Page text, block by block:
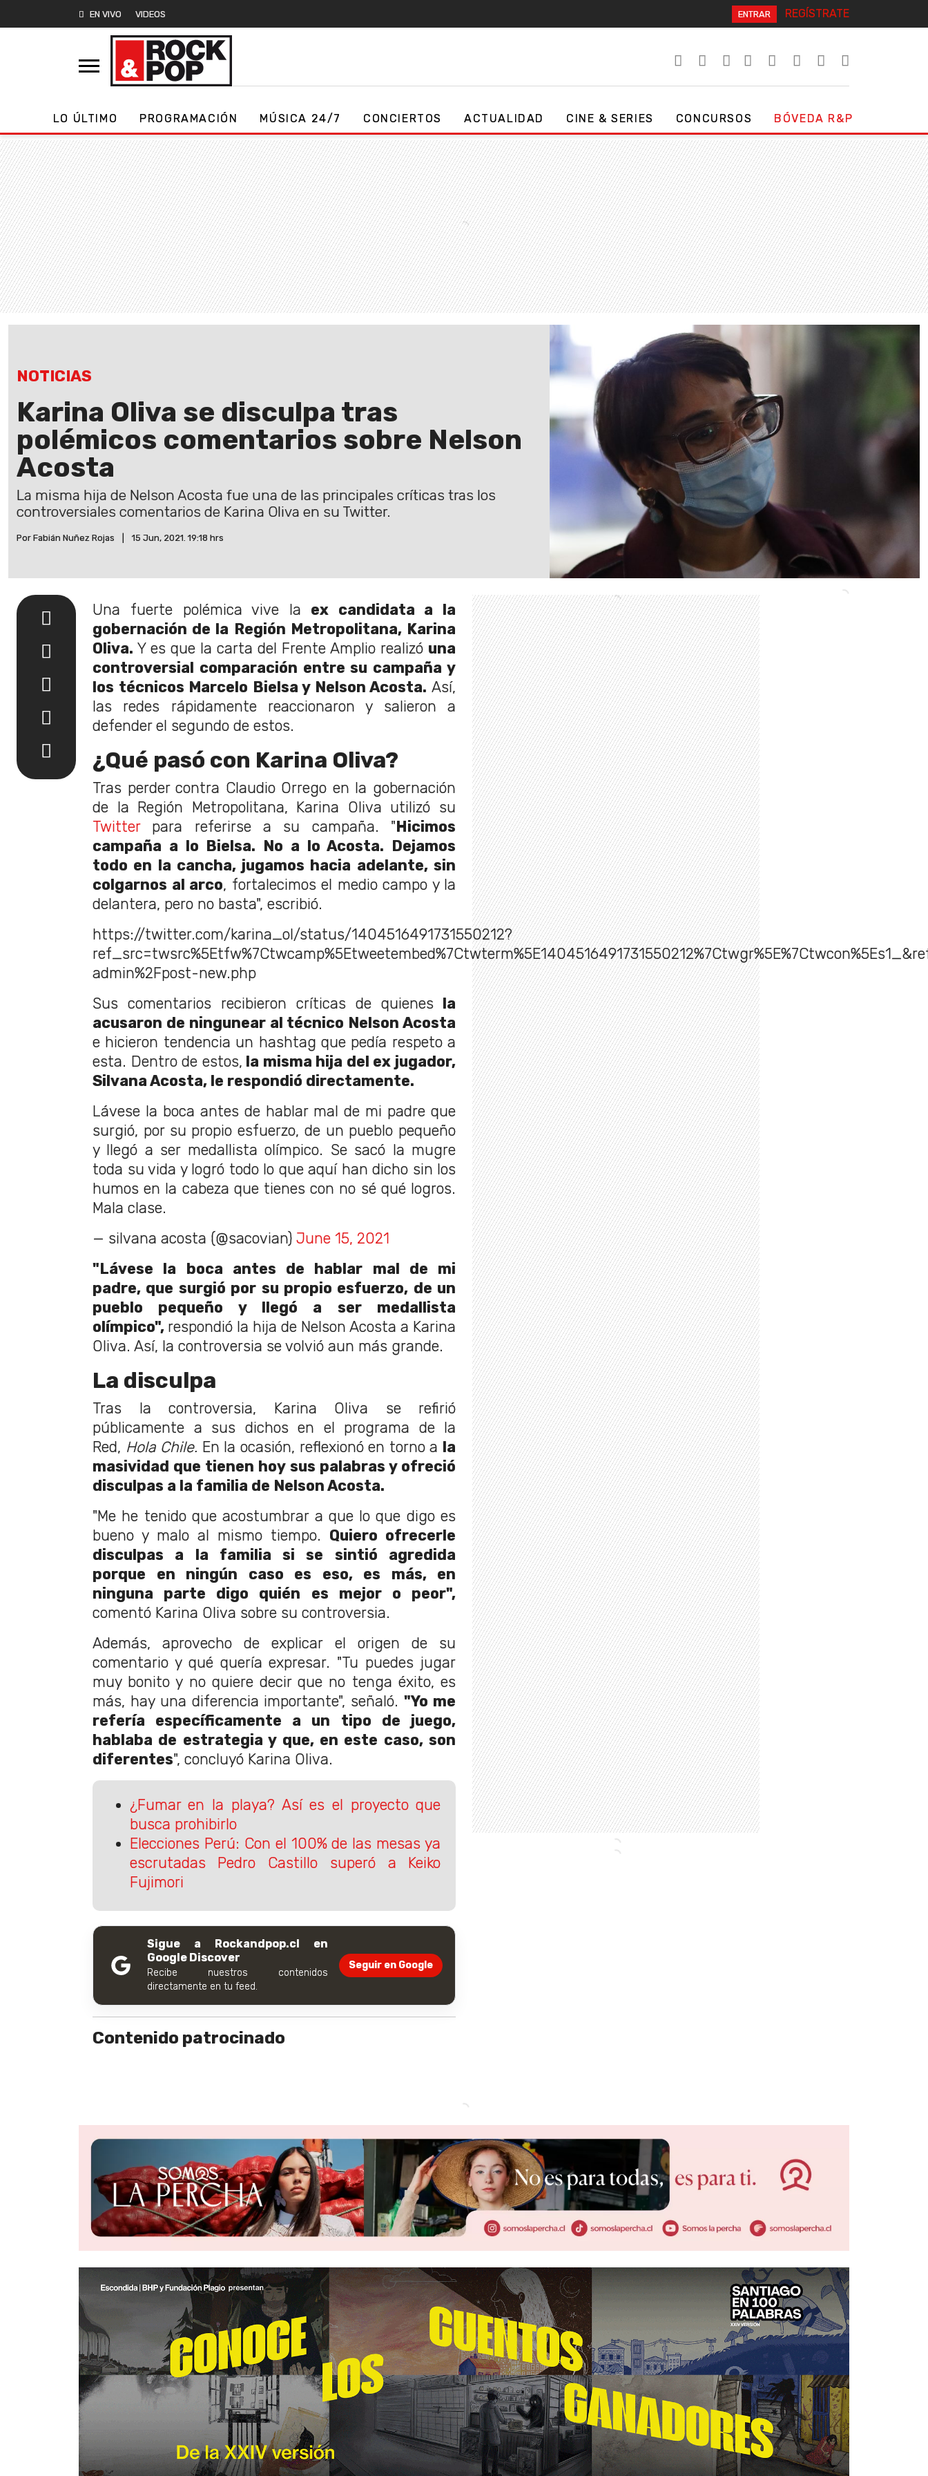
EN VIVO VIDEOS ENTRAR REGÍSTRATE
LO ÚLTIMO PROGRAMACIÓN MÚSICA 24/7 CONCIERTOS ACTUALIDAD CINE & SERIES CONCURSOS BÓVEDA R&P
NOTICIAS
Karina Oliva se disculpa tras
polémicos comentarios sobre Nelson
Acosta
La misma hija de Nelson Acosta fue una de las principales críticas tras los
controversiales comentarios de Karina Oliva en su Twitter.
Por Fabián Nuñez Rojas 15 Jun, 2021. 19:18 hrs
Una fuerte polémica vive la ex candidata a la
gobernación de la Región Metropolitana, Karina
Oliva. Y es que la carta del Frente Amplio realizó una
controversial comparación entre su campaña y
los técnicos Marcelo Bielsa y Nelson Acosta. Así,
las redes rápidamente reaccionaron y salieron a
defender el segundo de estos.
¿Qué pasó con Karina Oliva?
Tras perder contra Claudio Orrego en la gobernación
de la Región Metropolitana, Karina Oliva utilizó su
Twitterpara referirse a su campaña. " Hicimos
campaña a lo Bielsa. No a lo Acosta. Dejamos
todo en la cancha, jugamos hacia adelante, sin
colgarnos al arco, fortalecimos el medio campo y la
delantera, pero no basta", escribió.
https://twitter.com/karina_ol/status/1404516491731550212?
admin%2Fpost-new.php
Sus comentarios recibieron críticas de quienes la
acusaron de ningunear al técnico Nelson Acosta
e hicieron tendencia un hashtag que pedía respeto a
esta. Dentro de estos, la misma hija del ex jugador,
Silvana Acosta, le respondió directamente.
Lávese la boca antes de hablar mal de mi padre que
surgió, por su propio esfuerzo, de un pueblo pequeño
y llegó a ser medallista olímpico. Se sacó la mugre
toda su vida y logró todo lo que aquí han dicho sin los
humos en la cabeza que tienes con no sé qué logros.
Mala clase.
— silvana acosta (@sacovian) June 15, 2021
"Lávese la boca antes de hablar mal de mi
padre, que surgió por su propio esfuerzo, de un
pueblo pequeño y llegó a ser medallista
olímpico", respondió la hija de Nelson Acosta a Karina
Oliva. Así, la controversia se volvió aun más grande.
La disculpa
Tras la controversia, Karina Oliva se refirió
públicamente a sus dichos en el programa de la
Red, Hola Chile. En la ocasión, reflexionó en torno a la
masividad que tienen hoy sus palabras y ofreció
disculpas a la familia de Nelson Acosta.
"Me he tenido que acostumbrar a que lo que digo es
bueno y malo al mismo tiempo. Quiero ofrecerle
disculpas a la familia si se sintió agredida
porque en ningún caso es eso, es más, en
ninguna parte digo quién es mejor o peor",
comentó Karina Oliva sobre su controversia.
Además, aprovecho de explicar el origen de su
comentario y qué quería expresar. "Tu puedes jugar
muy bonito y no quiere decir que no tenga éxito, es
más, hay una diferencia importante", señaló."Yo me
refería específicamente a un tipo de juego,
hablaba de estrategia y que, en este caso, son
diferentes", concluyó Karina Oliva.
¿Fumar en la playa? Así es el proyecto que
busca prohibirlo
Elecciones Perú: Con el 100% de las mesas ya
escrutadas Pedro Castillo superó a Keiko
Fujimori
Sigue a Rockandpop.cl en
Google Discover
Recibe nuestros contenidos
directamente en tu feed.
Seguir en Google
Contenido patrocinado